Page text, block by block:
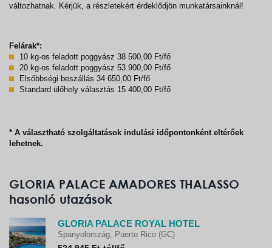
változhatnak. Kérjük, a részletekért érdeklődjön munkatársainknál!
Felárak*:
10 kg-os feladott poggyász 38 500,00 Ft/fő
20 kg-os feladott poggyász 53 900,00 Ft/fő
Elsőbbségi beszállás 34 650,00 Ft/fő
Standard ülőhely választás 15 400,00 Ft/fő
* A választható szolgáltatások indulási időpontonként eltérőek
lehetnek.
GLORIA PALACE AMADORES THALASSO
hasonló utazások
GLORIA PALACE ROYAL HOTEL
Spanyolország, Puerto Rico (GC)